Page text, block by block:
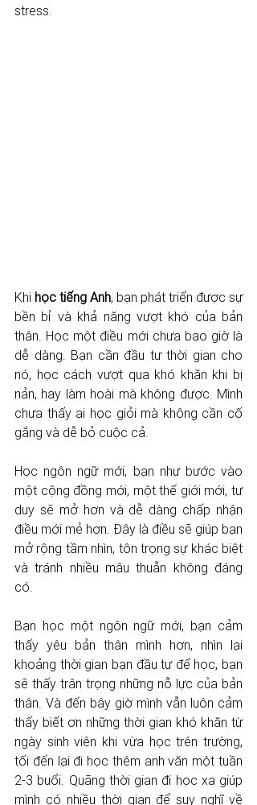
stress.
Khi học tiếng Anh, bạn phát triển được sự
bền bỉ và khả năng vượt khó của bản
thân. Học một điều mới chưa bao giờ là
dễ dàng. Bạn cần đầu tư thời gian cho
nó, học cách vượt qua khó khăn khi bị
nản, hay làm hoài mà không được. Mình
chưa thấy ai học giỏi mà không cần cố
gắng và dễ bỏ cuộc cả.
Học ngôn ngữ mới, bạn như bước vào
một cộng đồng mới, một thế giới mới, tư
duy sẽ mở hơn và dễ dàng chấp nhận
điều mới mẻ hơn. Đây là điều sẽ giúp bạn
mở rộng tầm nhìn, tôn trọng sự khác biệt
và tránh nhiều mâu thuẫn không đáng
có.
Bạn học một ngôn ngữ mới, bạn cảm
thấy yêu bản thân mình hơn, nhìn lại
khoảng thời gian bạn đầu tư để học, bạn
sẽ thấy trân trọng những nỗ lực của bản
thân. Và đến bây giờ mình vẫn luôn cảm
thấy biết ơn những thời gian khó khăn từ
ngày sinh viên khi vừa học trên trường,
tối đến lại đi học thêm anh văn một tuần
2-3 buổi. Quãng thời gian đi học xa giúp
mình có nhiều thời gian để suy nghĩ về